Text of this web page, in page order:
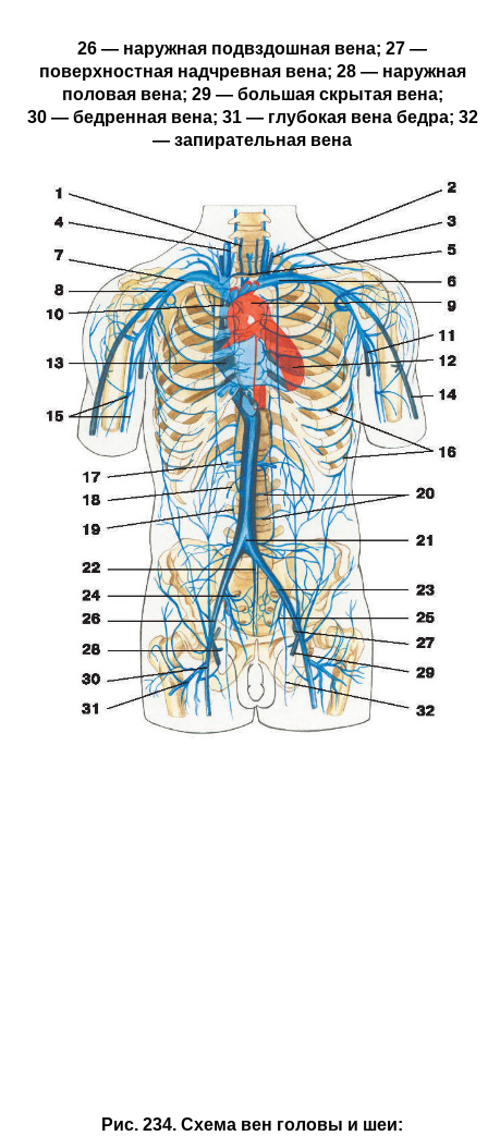
26 — наружная подвздошная вена; 27 —
поверхностная надчревная вена; 28 — наружная
половая вена; 29 — большая скрытая вена;
30 — бедренная вена; 31 — глубокая вена бедра; 32
— запирательная вена
Рис. 234. Схема вен головы и шеи: